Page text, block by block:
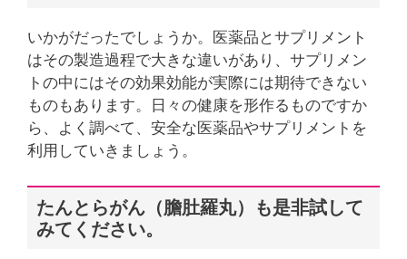
いかがだったでしょうか。医薬品とサプリメント
はその製造過程で大きな違いがあり、サプリメン
トの中にはその効果効能が実際には期待できない
ものもあります。日々の健康を形作るものですか
ら、よく調べて、安全な医薬品やサプリメントを
利用していきましょう。
たんとらがん（膽肚羅丸）も是非試して
みてください。